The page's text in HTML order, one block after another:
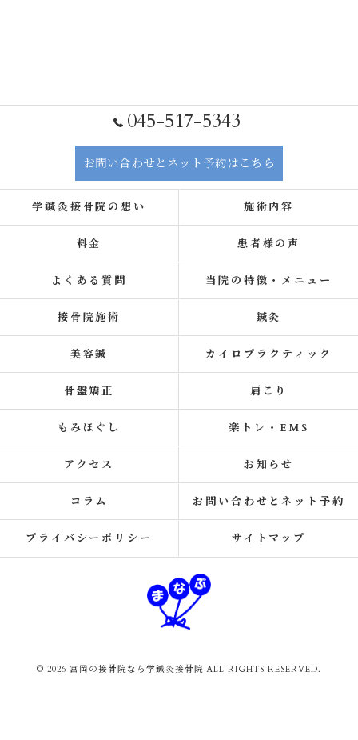
045-517-5343
お問い合わせとネット予約はこちら
学鍼灸接骨院の想い 施術内容
料金 患者様の声
よくある質問 当院の特徴・メニュー
接骨院施術 鍼灸
美容鍼 カイロプラクティック
骨盤矯正 肩こり
もみほぐし 楽トレ・EMS
アクセス お知らせ
コラム お問い合わせとネット予約
プライバシーポリシー サイトマップ
© 2026 富岡の接骨院なら学鍼灸接骨院 ALL RIGHTS RESERVED.